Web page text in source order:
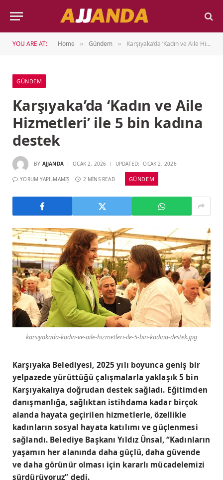
YOU ARE AT: Home » Gündem » Karşıyaka’da ‘Kadın ve Aile Hizmetleri’ ile 5 bin kadına destek
GÜNDEM
Karşıyaka’da ‘Kadın ve Aile
Hizmetleri’ ile 5 bin kadına
destek
BY AJJANDA OCAK 2, 2026 UPDATED: OCAK 2, 2026
YORUM YAPILMAMIŞ 2 MINS READ GÜNDEM
karsiyakada-kadin-ve-aile-hizmetleri-ile-5-bin-kadina-destek.jpg
Karşıyaka Belediyesi, 2025 yılı boyunca geniş bir
yelpazede yürüttüğü çalışmalarla yaklaşık 5 bin
Karşıyakalıya doğrudan destek sağladı. Eğitimden
danışmanlığa, sağlıktan istihdama kadar birçok
alanda hayata geçirilen hizmetlerle, özellikle
kadınların sosyal hayata katılımı ve güçlenmesi
sağlandı. Belediye Başkanı Yıldız Ünsal, “Kadınların
yaşamın her alanında daha güçlü, daha güvende
ve daha görünür olması için kararlı mücadelemizi
sürdürüyoruz” dedi.